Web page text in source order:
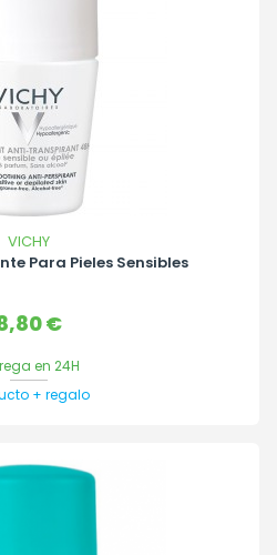
VICHY
Para Pieles Sensibles
Precio
€
en 24H
+ regalo